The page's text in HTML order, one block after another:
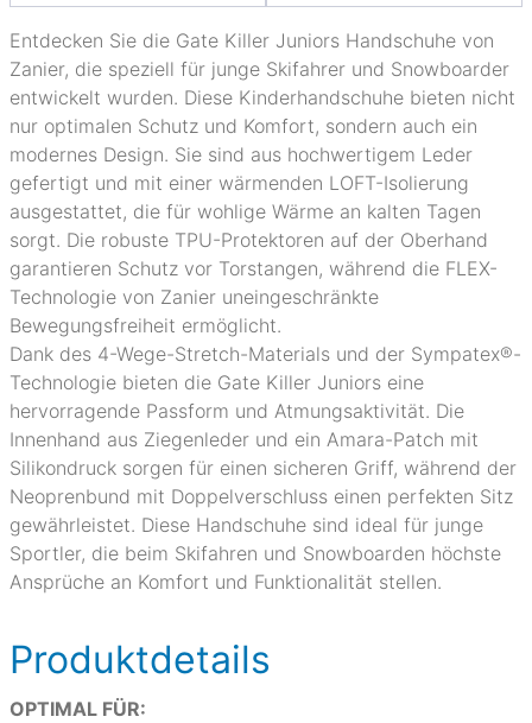
Entdecken Sie die Gate Killer Juniors Handschuhe von
Zanier, die speziell für junge Skifahrer und Snowboarder
entwickelt wurden. Diese Kinderhandschuhe bieten nicht
nur optimalen Schutz und Komfort, sondern auch ein
modernes Design. Sie sind aus hochwertigem Leder
gefertigt und mit einer wärmenden LOFT-Isolierung
ausgestattet, die für wohlige Wärme an kalten Tagen
sorgt. Die robuste TPU-Protektoren auf der Oberhand
garantieren Schutz vor Torstangen, während die FLEX-
Technologie von Zanier uneingeschränkte
Bewegungsfreiheit ermöglicht.
Dank des 4-Wege-Stretch-Materials und der Sympatex®-
Technologie bieten die Gate Killer Juniors eine
hervorragende Passform und Atmungsaktivität. Die
Innenhand aus Ziegenleder und ein Amara-Patch mit
Silikondruck sorgen für einen sicheren Griff, während der
Neoprenbund mit Doppelverschluss einen perfekten Sitz
gewährleistet. Diese Handschuhe sind ideal für junge
Sportler, die beim Skifahren und Snowboarden höchste
Ansprüche an Komfort und Funktionalität stellen.
Produktdetails
OPTIMAL FÜR: